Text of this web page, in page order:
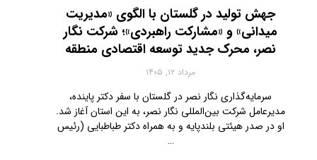
جهش تولید در گلستان با الگوی «مدیریت
میدانی» و «مشارکت راهبردی»؛ شرکت نگار
نصر، محرک جدید توسعه اقتصادی منطقه
مرداد ۱۲, ۱۴۰۵
سرمایه‌گذاری نگار نصر در گلستان با سفر دکتر پاینده،
مدیرعامل شرکت بین‌المللی نگار نصر، به این استان آغاز شد.
او در صدر هیئتی بلندپایه و به همراه دکتر طباطبایی (رئیس
…